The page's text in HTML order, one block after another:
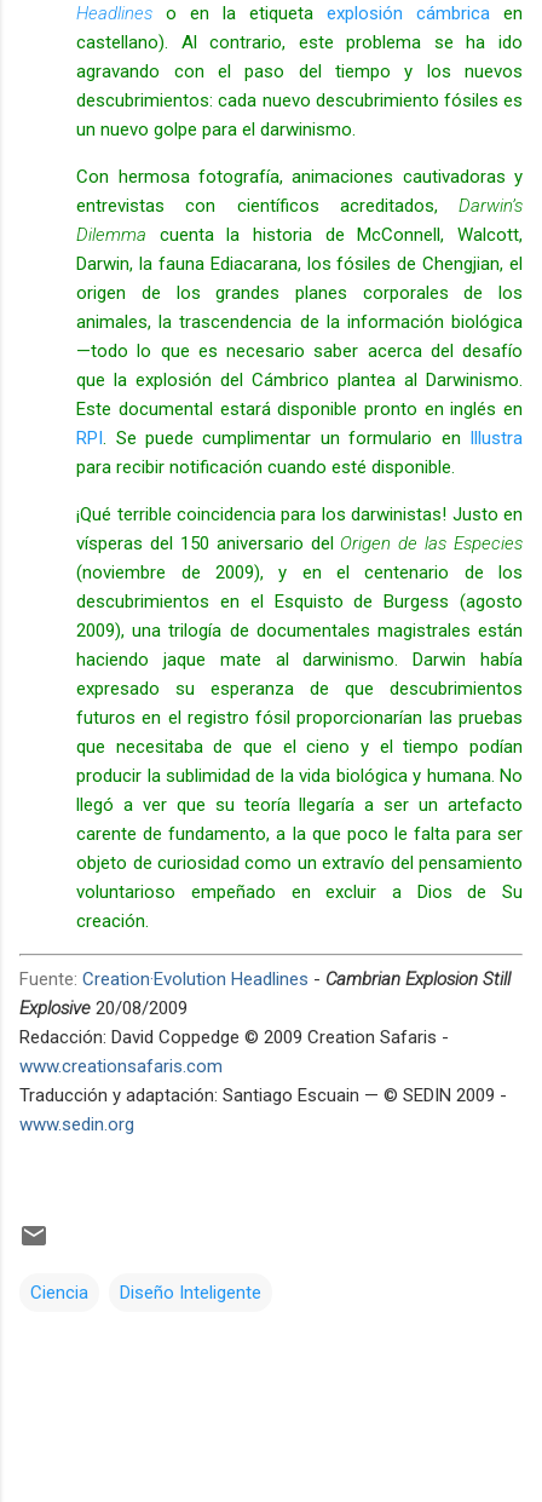
Headlines o en la etiquetaexplosión cámbrica en
castellano). Al contrario, este problema se ha ido
agravando con el paso del tiempo y los nuevos
descubrimientos: cada nuevo descubrimiento fósiles es
un nuevo golpe para el darwinismo.
Con hermosa fotografía, animaciones cautivadoras y
entrevistas con científicos acreditados, Darwin’s
Dilemma cuenta la historia de McConnell, Walcott,
Darwin, la fauna Ediacarana, los fósiles de Chengjian, el
origen de los grandes planes corporales de los
animales, la trascendencia de la información biológica
—todo lo que es necesario saber acerca del desafío
que la explosión del Cámbrico plantea al Darwinismo.
Este documental estará disponible pronto en inglés en
RPI . Se puede cumplimentar un formulario en Illustra
para recibir notificación cuando esté disponible.
¡Qué terrible coincidencia para los darwinistas! Justo en
vísperas del 150 aniversario del Origen de las Especies
(noviembre de 2009), y en el centenario de los
descubrimientos en el Esquisto de Burgess (agosto
2009), una trilogía de documentales magistrales están
haciendo jaque mate al darwinismo. Darwin había
expresado su esperanza de que descubrimientos
futuros en el registro fósil proporcionarían las pruebas
que necesitaba de que el cieno y el tiempo podían
producir la sublimidad de la vida biológica y humana. No
llegó a ver que su teoría llegaría a ser un artefacto
carente de fundamento, a la que poco le falta para ser
objeto de curiosidad como un extravío del pensamiento
voluntarioso empeñado en excluir a Dios de Su
creación.
Fuente: Creation·Evolution Headlines - Cambrian Explosion Still
Explosive 20/08/2009
Redacción: David Coppedge © 2009 Creation Safaris -
www.creationsafaris.com
Traducción y adaptación: Santiago Escuain — © SEDIN 2009 -
www.sedin.org
Ciencia Diseño Inteligente